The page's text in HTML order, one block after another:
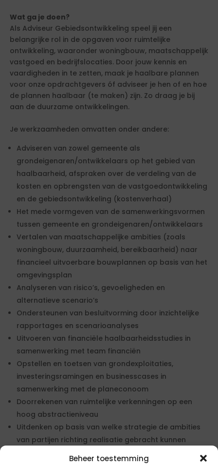
Beheer toestemming
Wat ga je doen?
Als Adviseur Gebiedsontwikkeling speel jij een
belangrijke rol in de opgaven voor ruimtelijke
ontwikkeling, waaronder woningbouw, maatschappelijk
vastgoed en bedrijfslocaties. Door jouw kennis en
vaardigheden in te zetten, maak je haalbare plannen
voor onze opdrachtgevers óf adviseer je hen of en hoe
de plannen haalbaar (te maken) zijn. Zo draag je bij
aan de duurzame ontwikkelingen.
Je werkzaamheden omvatten onder andere:
Adviseren van zowel gemeente als
grondeigenaren/ontwikkelaars op het gebied van
haalbaarheid, afspraken over de verdeling van de
kosten en opbrengsten van de vastgoedontwikkeling
en de gebiedsontwikkeling (kostenverhaal)
Het mede vormgeven van de samenwerkingsvormen
tussen gemeente en grondeigenaren/ontwikkelaars
Vertalen van maatschappelijke ambities (zoals
woningbouw, duurzaamheid, bereikbaarheid) naar
financieel uitvoerbare bouwplannen op basis van het
omgevingsplan
Analyseren van risico’s, gevoeligheden en
alternatieve scenario’s
Ondersteunen van besluitvorming door inzichtelijke
rapportages en scenarioanalyses
Uitvoeren van financiële haalbaarheidsstudies in
samenwerking met team financiën
Opstellen en toetsen van grondexploitaties,
investeringsramingen en businesscases in
samenwerking met de planeconoom
Doorrekenen van ruimtelijke verkenningen op een
hoog abstractieniveau
Uitdenken op basis van welke strategie de ambities
van partijen richting realisatie gebracht kunnen
Fungeren als schakel tussen planeconomie,